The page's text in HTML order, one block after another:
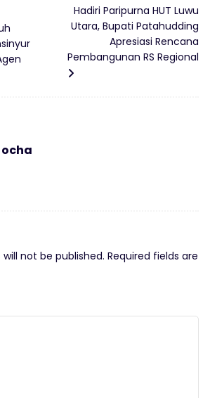
Hadiri Paripurna HUT Luwu
Utara, Bupati Patahudding
Apresiasi Rencana
Pembangunan RS Regional
ocha
not be published. Required fields are